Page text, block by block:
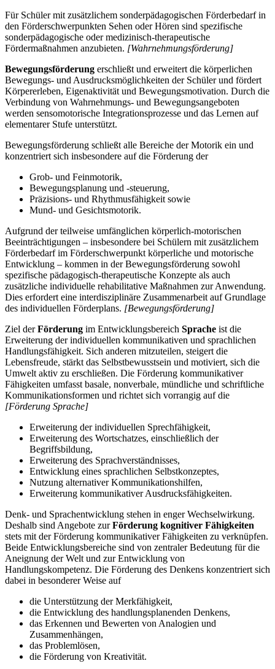
Für Schüler mit zusätzlichem sonderpädagogischen Förderbedarf in
den Förderschwerpunkten Sehen oder Hören sind spezifische
sonderpädagogische oder medizinisch-therapeutische
Fördermaßnahmen anzubieten. [Wahrnehmungsförderung]
Bewegungsförderung erschließt und erweitert die körperlichen
Bewegungs- und Ausdrucksmöglichkeiten der Schüler und fördert
Körpererleben, Eigenaktivität und Bewegungsmotivation. Durch die
Verbindung von Wahrnehmungs- und Bewegungsangeboten
werden sensomotorische Integrationsprozesse und das Lernen auf
elementarer Stufe unterstützt.
Bewegungsförderung schließt alle Bereiche der Motorik ein und
konzentriert sich insbesondere auf die Förderung der
Grob- und Feinmotorik,
Bewegungsplanung und -steuerung,
Präzisions- und Rhythmusfähigkeit sowie
Mund- und Gesichtsmotorik.
Aufgrund der teilweise umfänglichen körperlich-motorischen
Beeinträchtigungen – insbesondere bei Schülern mit zusätzlichem
Förderbedarf im Förderschwerpunkt körperliche und motorische
Entwicklung – kommen in der Bewegungsförderung sowohl
spezifische pädagogisch-therapeutische Konzepte als auch
zusätzliche individuelle rehabilitative Maßnahmen zur Anwendung.
Dies erfordert eine interdisziplinäre Zusammenarbeit auf Grundlage
des individuellen Förderplans. [Bewegungsförderung]
Ziel derFörderung im Entwicklungsbereich Sprache ist die
Erweiterung der individuellen kommunikativen und sprachlichen
Handlungsfähigkeit. Sich anderen mitzuteilen, steigert die
Lebensfreude, stärkt das Selbstbewusstsein und motiviert, sich die
Umwelt aktiv zu erschließen. Die Förderung kommunikativer
Fähigkeiten umfasst basale, nonverbale, mündliche und schriftliche
Kommunikationsformen und richtet sich vorrangig auf die
[Förderung Sprache]
Erweiterung der individuellen Sprechfähigkeit,
Erweiterung des Wortschatzes, einschließlich der
Begriffsbildung,
Erweiterung des Sprachverständnisses,
Entwicklung eines sprachlichen Selbstkonzeptes,
Nutzung alternativer Kommunikationshilfen,
Erweiterung kommunikativer Ausdrucksfähigkeiten.
Denk- und Sprachentwicklung stehen in enger Wechselwirkung.
Deshalb sind Angebote zurFörderung kognitiver Fähigkeiten
stets mit der Förderung kommunikativer Fähigkeiten zu verknüpfen.
Beide Entwicklungsbereiche sind von zentraler Bedeutung für die
Aneignung der Welt und zur Entwicklung von
Handlungskompetenz. Die Förderung des Denkens konzentriert sich
dabei in besonderer Weise auf
die Unterstützung der Merkfähigkeit,
die Entwicklung des handlungsplanenden Denkens,
das Erkennen und Bewerten von Analogien und
Zusammenhängen,
das Problemlösen,
die Förderung von Kreativität.